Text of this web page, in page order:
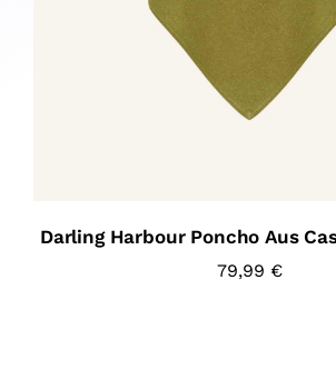
Darling Harbour Poncho Aus
79,99 €